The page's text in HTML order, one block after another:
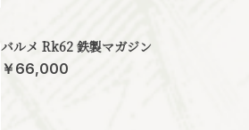
バルメ Rk62 鉄製マガジン
￥66,000